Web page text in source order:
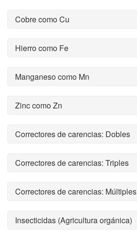
Cobre como Cu
Hierro como Fe
Manganeso como Mn
Zinc como Zn
Correctores de carencias: Dobles
Correctores de carencias: Triples
Correctores de carencias: Múltiples
Insecticidas (Agricultura orgánica)